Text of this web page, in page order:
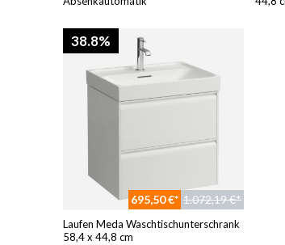
38.8%
695,50 €* 1.072,19 €*
Laufen Meda Waschtischunterschrank
58,4 x 44,8 cm